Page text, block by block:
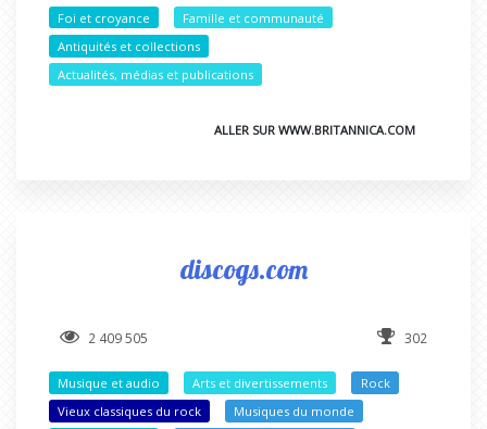
Foi et croyance
Famille et communauté
Antiquités et collections
Actualités, médias et publications
ALLER SUR WWW.BRITANNICA.COM
discogs.com
2 409 505 302
Musique et audio Arts et divertissements
Rock
Vieux classiques du rock
Musiques du monde